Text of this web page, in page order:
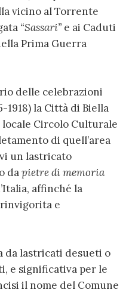
vicino al Torrente
“Sassari” e ai Caduti
Prima Guerra
delle celebrazioni
1918) la Città di Biella
Circolo Culturale
di quell’area
un lastricato
dapietre di memoria
affinché la
e
da lastricati desueti o
e significativa per le
il nome del Comune